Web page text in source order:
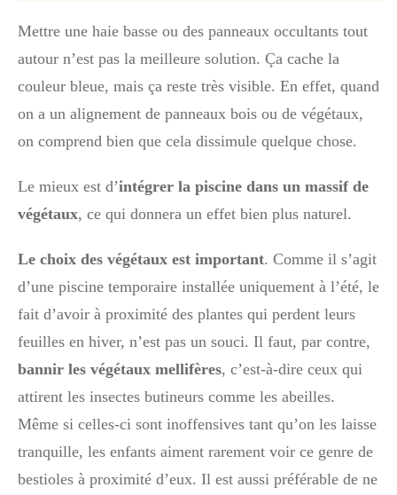
Mettre une haie basse ou des panneaux occultants tout
autour n’est pas la meilleure solution. Ça cache la
couleur bleue, mais ça reste très visible. En effet, quand
on a un alignement de panneaux bois ou de végétaux,
on comprend bien que cela dissimule quelque chose.
Le mieux est d’intégrer la piscine dans un massif de
végétaux, ce qui donnera un effet bien plus naturel.
Le choix des végétaux est important. Comme il s’agit
d’une piscine temporaire installée uniquement à l’été, le
fait d’avoir à proximité des plantes qui perdent leurs
feuilles en hiver, n’est pas un souci. Il faut, par contre,
bannir les végétaux mellifères, c’est-à-dire ceux qui
attirent les insectes butineurs comme les abeilles.
Même si celles-ci sont inoffensives tant qu’on les laisse
tranquille, les enfants aiment rarement voir ce genre de
bestioles à proximité d’eux. Il est aussi préférable de ne